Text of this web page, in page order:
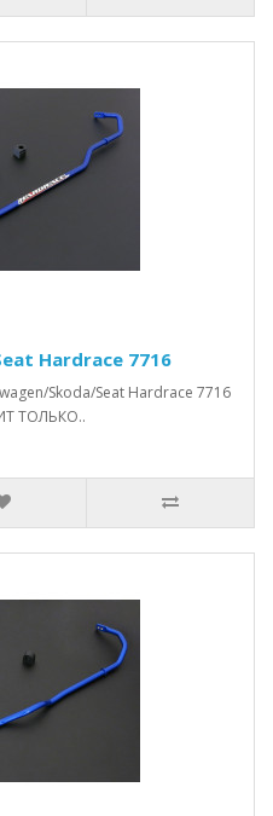
Hardrace 7716
Skoda/Seat Hardrace 7716
ТОЛЬКО..